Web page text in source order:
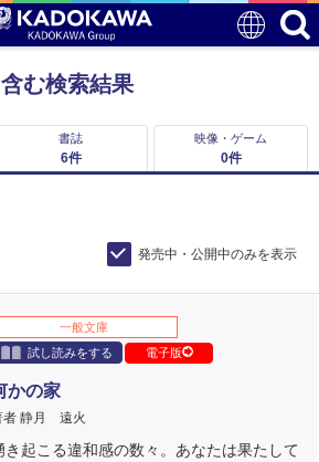
む検索結果
書誌
6件
映像・ゲーム
0件
発売中・公開中のみを表示
一般文庫
試し読みをする
電子版
かの家
者 静月 遠火
き起こる違和感の数々。あなたは果たして